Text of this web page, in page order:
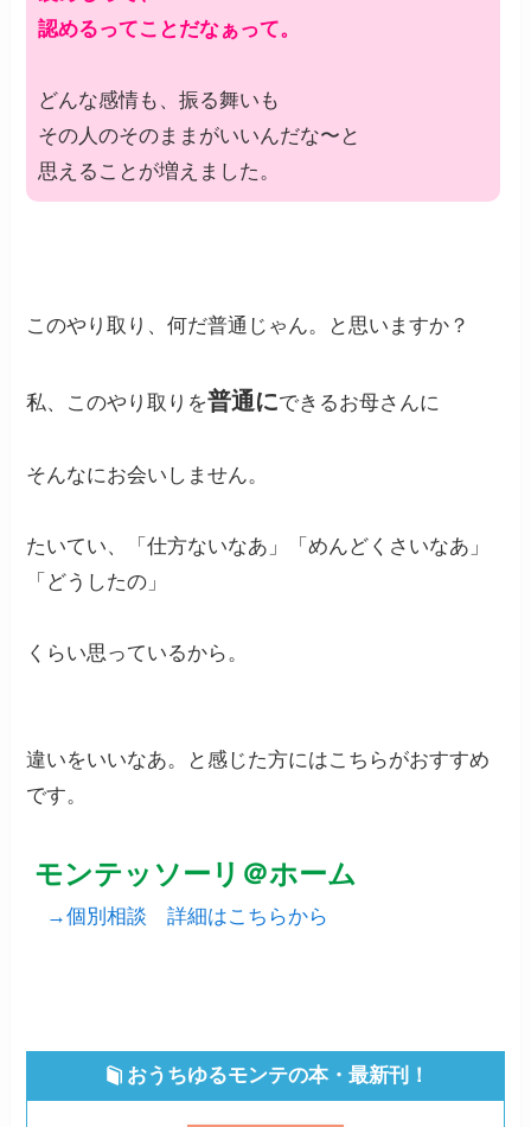
認めるってことだなぁって。
どんな感情も、振る舞いも
その人のそのままがいいんだな〜と
思えることが増えました。
このやり取り、何だ普通じゃん。と思いますか？
私、このやり取りを普通にできるお母さんに
そんなにお会いしません。
たいてい、「仕方ないなあ」「めんどくさいなあ」
「どうしたの」
くらい思っているから。
違いをいいなあ。と感じた方にはこちらがおすすめ
です。
モンテッソーリ＠ホーム
→個別相談 詳細はこちらから
おうちゆるモンテの本・最新刊！